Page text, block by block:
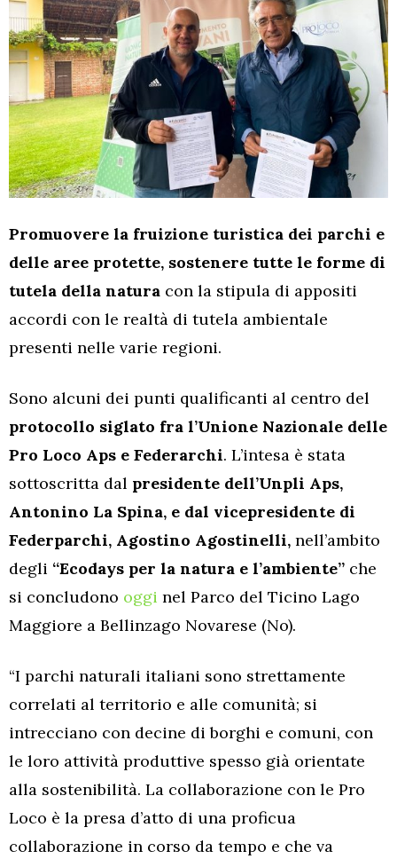
Promuovere la fruizione turistica dei parchi e
delle aree protette, sostenere tutte le forme di
tutela della natura con la stipula di appositi
accordi con le realtà di tutela ambientale
presenti nelle varie regioni.
Sono alcuni dei punti qualificanti al centro del
protocollo siglato fra l’Unione Nazionale delle
Pro Loco Aps e Federarchi. L’intesa è stata
sottoscritta dal presidente dell’Unpli Aps,
Antonino La Spina, e dal vicepresidente di
Federparchi, Agostino Agostinelli, nell’ambito
degli “Ecodays per la natura e l’ambiente” che
si concludono oggi nel Parco del Ticino Lago
Maggiore a Bellinzago Novarese (No).
“I parchi naturali italiani sono strettamente
correlati al territorio e alle comunità; si
intrecciano con decine di borghi e comuni, con
le loro attività produttive spesso già orientate
alla sostenibilità. La collaborazione con le Pro
Loco è la presa d’atto di una proficua
collaborazione in corso da tempo e che va